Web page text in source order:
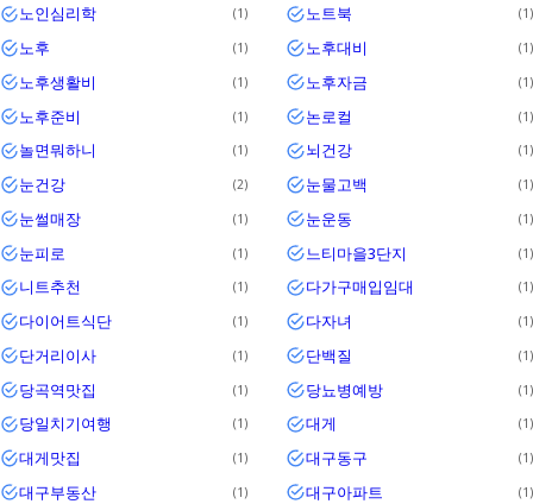
노인심리학 1 노트북 1
노후 1 노후대비 1
노후생활비 1 노후자금 1
노후준비 1 논로컬 1
놀면뭐하니 1 뇌건강 1
눈건강 2 눈물고백 1
눈썰매장 1 눈운동 1
눈피로 1 느티마을3단지 1
니트추천 1 다가구매입임대 1
다이어트식단 1 다자녀 1
단거리이사 1 단백질 1
당곡역맛집 1 당뇨병예방 1
당일치기여행 1 대게 1
대게맛집 1 대구동구 1
대구부동산 1 대구아파트 1